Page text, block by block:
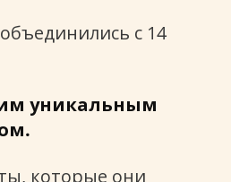
с 14
уникальным
которые они